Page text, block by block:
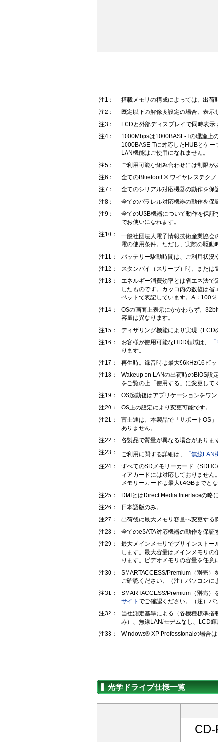
注1：
搭載メモリの構成によっては、出荷
注2：
既定以下の解像度設定の場合、表
注3：
LCDと外部ディスプレイで同時表
注4：
1000Mbpsは1000BASE-Tの理論上
1000BASE-Tに対応したHUBとケ
LAN機能はご使用になれません。
注5：
ご利用可能な組み合わせには制限
注6：
全てのBluetooth® ワイヤレステク
注7：
全てのシリアル対応機器の動作を保
注8：
全てのパラレル対応機器の動作を保
注9：
全てのUSB機器について動作を保
でお使いになれます。
注10：
一般社団法人電子情報技術産業協会
電の使用条件。ただし、実際の駆
注11：
バッテリー駆動時間は、ご利用状況
注12：
スタンバイ（スリープ）時、または
注13：
エネルギー消費効率とは省エネ法で
したものです。カッコ内の数値は
ベットで表記しています。A：100
注14：
OSの画面上表示にかかわらず、
容量は異なります。
注15：
ディザリング機能により実現（LCD
注16：
お客様が使用可能なHDD領域は、
ります。
注17：
再生時。録音時は最大96kHz/16ビ
注18：
Wakeup on LANの出荷時のBIOS設
をご覧の上「使用する」に変更して
注19：
OS起動後はアプリケーションをワ
注20：
OS上の設定により変更可能です。
注21：
富士通は、本製品で「サポートOS
ありません。
注22：
各製品で質量が異なる場合がありま
注23：
ご利用に関する詳細は、
「無線
注24：
すべてのSDメモリーカード（
ィアカードには対応しておりませ
メモリーカードは最大64GBまでと
注25：
DMIとはDirect Media Interfaceの略
注26：
日本語版のみ。
注27：
出荷後に最大メモリ容量へ変更する
注28：
全てのeSATA対応機器の動作を保証
注29：
最大メインメモリでプリインストー
します。最大容量はメインメモリ
ります。ビデオメモリの容量を任意
注30：
SMARTACCESS/Premium（別売）
ご確認ください。（注）パソコン
注31：
SMARTACCESS/Premium（別売）
サイト でご確認ください。（注）パ
注32：
当社測定基準による（各機種標準
み）、無線LAN/モデムなし、LCD輝
注33：
Windows® XP Professionalの場合
光学ドライブ仕様一覧